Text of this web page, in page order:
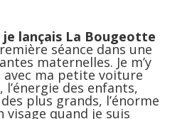
je lançais La Bougeotte
séance dans une
maternelles. Je m’y
avec ma petite voiture
l’énergie des enfants,
plus grands, l’énorme
visage quand je suis